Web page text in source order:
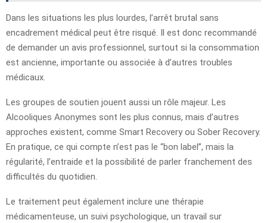
Dans les situations les plus lourdes, l’arrêt brutal sans
encadrement médical peut être risqué. Il est donc recommandé
de demander un avis professionnel, surtout si la consommation
est ancienne, importante ou associée à d’autres troubles
médicaux.
Les groupes de soutien jouent aussi un rôle majeur. Les
Alcooliques Anonymes sont les plus connus, mais d’autres
approches existent, comme Smart Recovery ou Sober Recovery.
En pratique, ce qui compte n’est pas le “bon label”, mais la
régularité, l’entraide et la possibilité de parler franchement des
difficultés du quotidien.
Le traitement peut également inclure une thérapie
médicamenteuse, un suivi psychologique, un travail sur